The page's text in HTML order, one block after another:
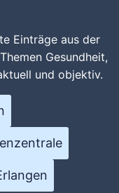
Einträge aus der
Gesundheit,
und objektiv.